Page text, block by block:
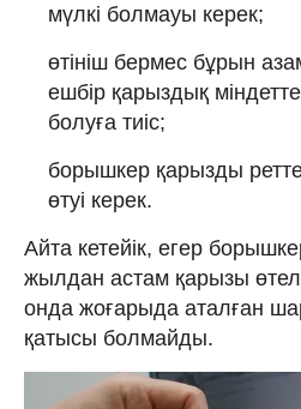
мүлкі болмауы керек;
өтініш бермес бұрын
ешбір қарыздық
болуға тиіс;
борышкер қарызды
өтуі керек.
Айта кетейік, егер
жылдан астам қарызы
онда жоғарыда аталған
қатысы болмайды.